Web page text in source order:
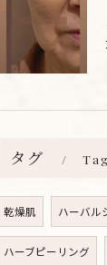
タグ
乾燥肌 ハーバル
ハーブピーリング